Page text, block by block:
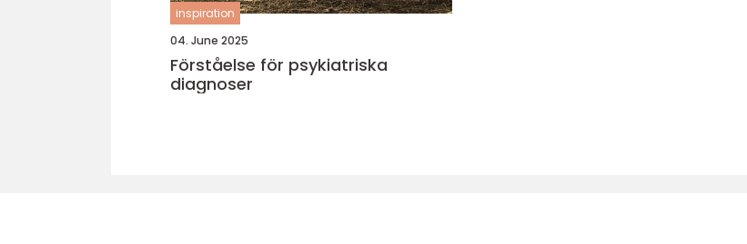
inspiration
04. June 2025
Förståelse för psykiatriska
diagnoser